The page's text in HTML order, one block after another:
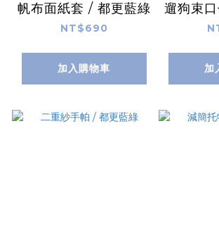
帆布面紙套 / 都更藍綠
NT$690
加入購物車
遛狗束
加